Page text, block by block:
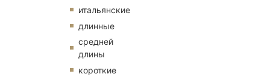
итальянские
длинные
средней
длины
короткие